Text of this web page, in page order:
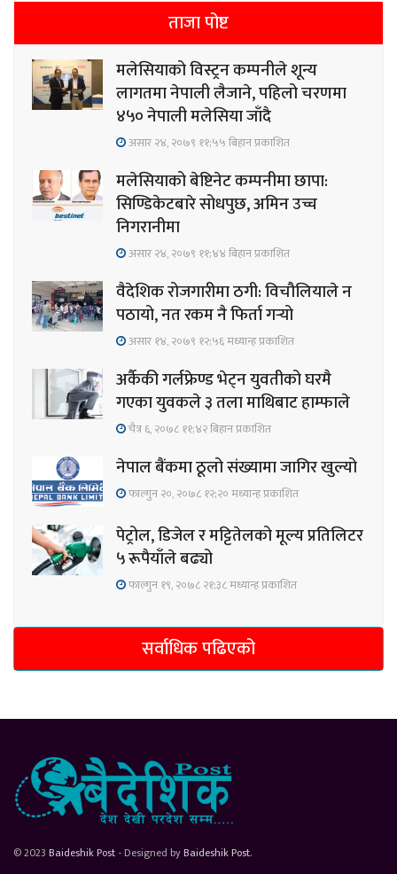
ताजा पोष्ट
मलेसियाको विस्ट्रन कम्पनीले शून्य
लागतमा नेपाली लैजाने, पहिलो चरणमा
४५० नेपाली मलेसिया जाँदै
असार २४, २०७९ ११;५५ बिहान प्रकाशित
मलेसियाको बेष्टिनेट कम्पनीमा छापा:
सिण्डिकेटबारे सोधपुछ, अमिन उच्च
निगरानीमा
असार २४, २०७९ ११;४४ बिहान प्रकाशित
वैदेशिक रोजगारीमा ठगी: विचौलियाले न
पठायो, नत रकम नै फिर्ता गर्‍यो
असार १४, २०७९ १२;५६ मध्यान्ह प्रकाशित
अर्कैकी गर्लफ्रेण्ड भेट्न युवतीको घरमै
गएका युवकले ३ तला माथिबाट हाम्फाले
चैत्र ६, २०७८ ११;४२ बिहान प्रकाशित
नेपाल बैंकमा ठूलो संख्यामा जागिर खुल्यो
फाल्गुन २०, २०७८ १२;२० मध्यान्ह प्रकाशित
पेट्रोल, डिजेल र मट्टितेलको मूल्य प्रतिलिटर
५ रूपैयाँले बढ्यो
फाल्गुन १९, २०७८ २१;३८ मध्यान्ह प्रकाशित
सर्वाधिक पढिएको
© 2023 Baideshik Post - Designed byBaideshik Post.